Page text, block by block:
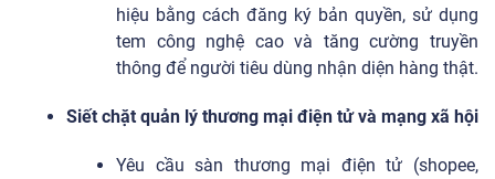
hiệu bằng cách đăng ký bản quyền, sử dụng
tem công nghệ cao và tăng cường truyền
thông để người tiêu dùng nhận diện hàng thật.
Siết chặt quản lý thương mại điện tử và mạng xã hội
Yêu cầu sàn thương mại điện tử (shopee,